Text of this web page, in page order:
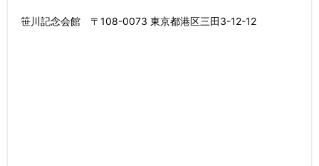
笹川記念会館 〒108-0073 東京都港区三田3-12-12